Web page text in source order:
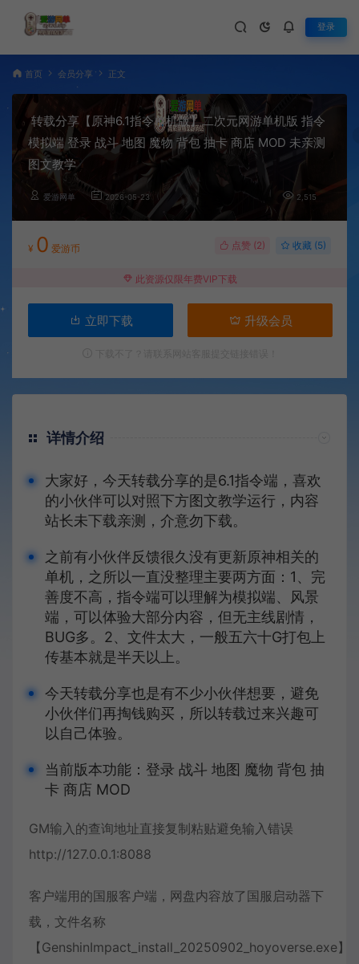
登录
首页 会员分享 正文
转载分享【原神6.1指令单机版】二次元网游单机版 指令
模拟端 登录 战斗 地图 魔物 背包 抽卡 商店 MOD 未亲测
图文教学
爱游网单 2026-05-23 2,515
¥ 0 爱游币 点赞 (2) 收藏 (5)
此资源仅限年费VIP下载
立即下载 升级会员
详情介绍
大家好，今天转载分享的是6.1指令端，喜欢
的小伙伴可以对照下方图文教学运行，内容
站长未下载亲测，介意勿下载。
之前有小伙伴反馈很久没有更新原神相关的
单机，之所以一直没整理主要两方面：1、完
善度不高，指令端可以理解为模拟端、风景
端，可以体验大部分内容，但无主线剧情，
BUG多。2、文件太大，一般五六十G打包上
传基本就是半天以上。
今天转载分享也是有不少小伙伴想要，避免
小伙伴们再掏钱购买，所以转载过来兴趣可
以自己体验。
当前版本功能：登录 战斗 地图 魔物 背包 抽
卡 商店 MOD
GM输入的查询地址直接复制粘贴避免输入错误
http://127.0.0.1:8088
客户端用的国服客户端，网盘内容放了国服启动器下
载，文件名称
【GenshinImpact_install_20250902_hoyoverse.exe】